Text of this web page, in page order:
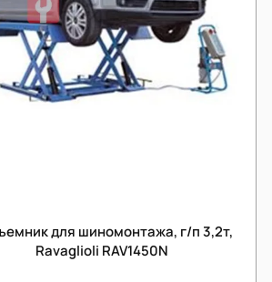
для шиномонтажа, г/п 3,2т,
Ravaglioli RAV1450N